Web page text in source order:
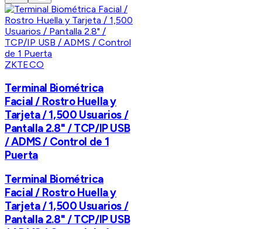
ZKTECO
Terminal Biométrica
Facial / Rostro Huella y
Tarjeta / 1,500 Usuarios /
Pantalla 2.8" / TCP/IP USB
/ ADMS / Control de 1
Puerta
Terminal Biométrica
Facial / Rostro Huella y
Tarjeta / 1,500 Usuarios /
Pantalla 2.8" / TCP/IP USB